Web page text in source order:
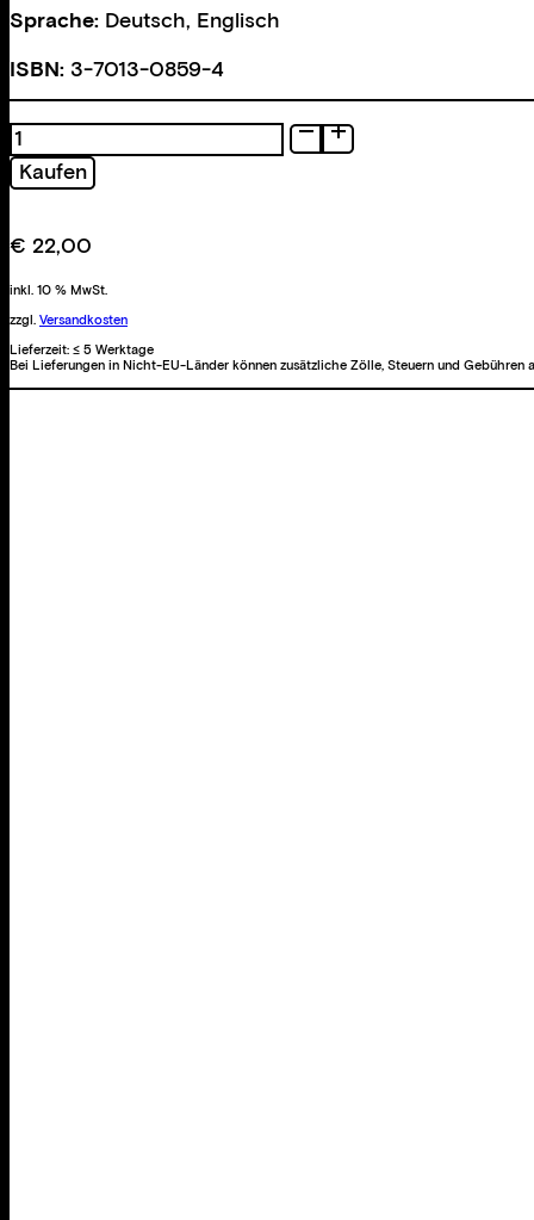
Sprache: Deutsch, Englisch
ISBN: 3-7013-0859-4
Wurzmühle
Menge
Kaufen
€ 22,00
inkl. 10 % MwSt.
zzgl. Versandkosten
Lieferzeit: ≤ 5 Werktage
Bei Lieferungen in Nicht-EU-Länder können zusätzliche Zölle, Steuern und Gebühren